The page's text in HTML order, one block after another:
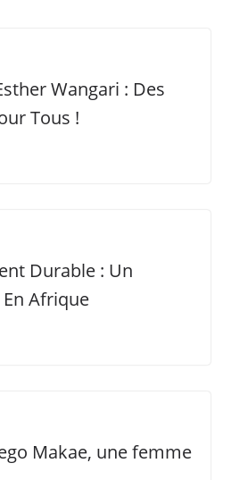
Wangari : Des
Tous !
Durable : Un
Afrique
Makae, une femme